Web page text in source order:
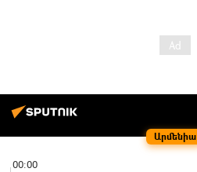
Արմենիա
00:00